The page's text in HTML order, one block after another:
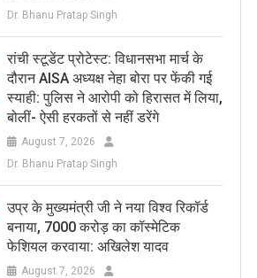
Dr. Bhanu Pratap Singh
रांची स्टूडेंट प्रोटेस्ट: विधानसभा मार्च के
दौरान AISA अध्यक्ष नेहा बोरा पर फेंकी गई
स्याही: पुलिस ने आरोपी को हिरासत में लिया,
बोलीं- ऐसी हरकतों से नहीं डरेंगे
August 7, 2026
Dr. Bhanu Pratap Singh
उप्र के मुख्यमंत्री जी ने नया विश्व रिकॉर्ड
बनाया, 7000 करोड़ का कॉस्मेटिक
फेशियल करवाया: अखिलेश यादव
August 7, 2026